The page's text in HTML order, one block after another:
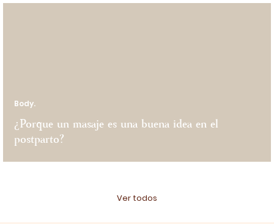
Body.
¿Porque un masaje es una buena idea en el
postparto?
Ver todos